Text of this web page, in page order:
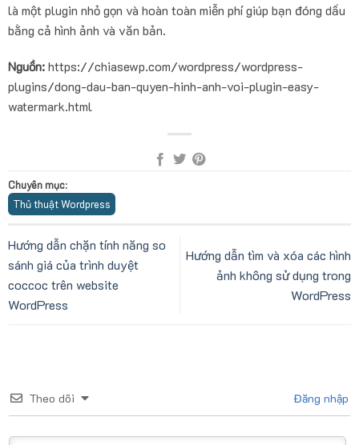
là một plugin nhỏ gọn và hoàn toàn miễn phí giúp bạn đóng dấu
bằng cả hình ảnh và văn bản.
Nguồn:https://chiasewp.com/wordpress/wordpress-
plugins/dong-dau-ban-quyen-hinh-anh-voi-plugin-easy-
watermark.html
Chuyên mục:
Thủ thuật Wordpress
Hướng dẫn chặn tính năng so
sánh giá của trình duyệt
coccoc trên website
WordPress
Hướng dẫn tìm và xóa các hình
ảnh không sử dụng trong
WordPress
Theo dõi Đăng nhập